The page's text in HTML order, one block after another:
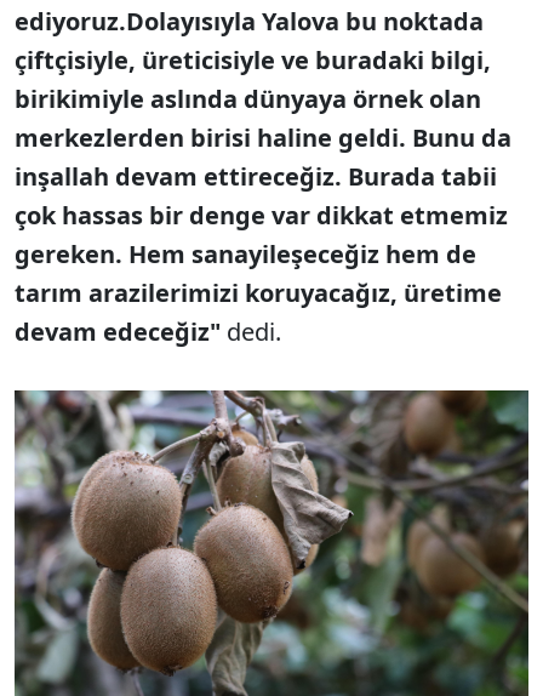
ediyoruz.Dolayısıyla Yalova bu noktada
çiftçisiyle, üreticisiyle ve buradaki bilgi,
birikimiyle aslında dünyaya örnek olan
merkezlerden birisi haline geldi. Bunu da
inşallah devam ettireceğiz. Burada tabii
çok hassas bir denge var dikkat etmemiz
gereken. Hem sanayileşeceğiz hem de
tarım arazilerimizi koruyacağız, üretime
devam edeceğiz" dedi.